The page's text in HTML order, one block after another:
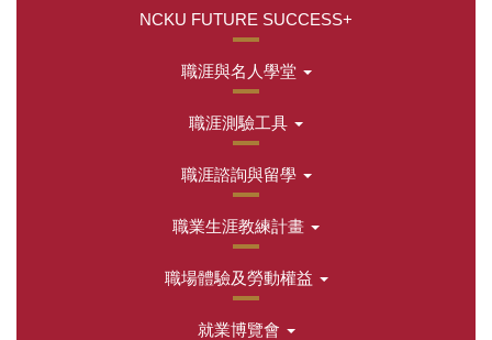
NCKU FUTURE SUCCESS+
職涯與名人學堂
職涯測驗工具
職涯諮詢與留學
職業生涯教練計畫
職場體驗及勞動權益
就業博覽會